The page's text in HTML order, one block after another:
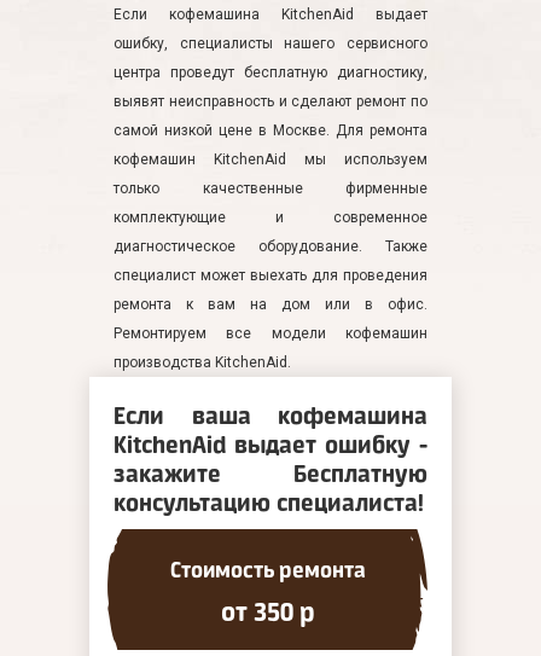
Если кофемашина KitchenAid выдает
ошибку, специалисты нашего сервисного
центра проведут бесплатную диагностику,
выявят неисправность и сделают ремонт по
самой низкой цене в Москве. Для ремонта
кофемашин KitchenAid мы используем
только качественные фирменные
комплектующие и современное
диагностическое оборудование. Также
специалист может выехать для проведения
ремонта к вам на дом или в офис.
Ремонтируем все модели кофемашин
производства KitchenAid.
Если ваша кофемашина
KitchenAid выдает ошибку -
закажите Бесплатную
консультацию специалиста!
Стоимость ремонта
от 350 р